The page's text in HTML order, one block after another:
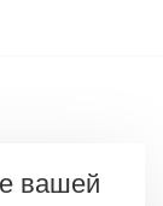
вашей